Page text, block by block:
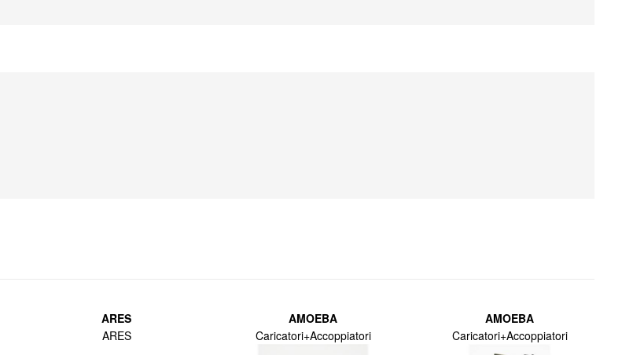
ARES
ARES
AMOEBA
Caricatori+Accoppiatori
AMOEBA
Caricatori+Accoppiatori